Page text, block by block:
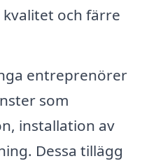
och färre
entreprenörer
som
installation av
Dessa tillägg